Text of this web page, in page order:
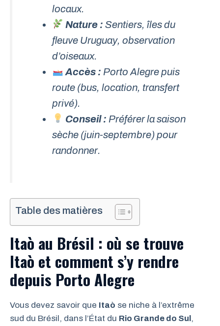
locaux.
Nature : Sentiers, îles du
fleuve Uruguay, observation
d’oiseaux.
Accès : Porto Alegre puis
route (bus, location, transfert
privé).
Conseil : Préférer la saison
sèche (juin-septembre) pour
randonner.
Table des matières
Itaò au Brésil : où se trouve
Itaò et comment s’y rendre
depuis Porto Alegre
Vous devez savoir que Itaò se niche à l’extrême
sud du Brésil, dans l’État du Rio Grande do Sul,